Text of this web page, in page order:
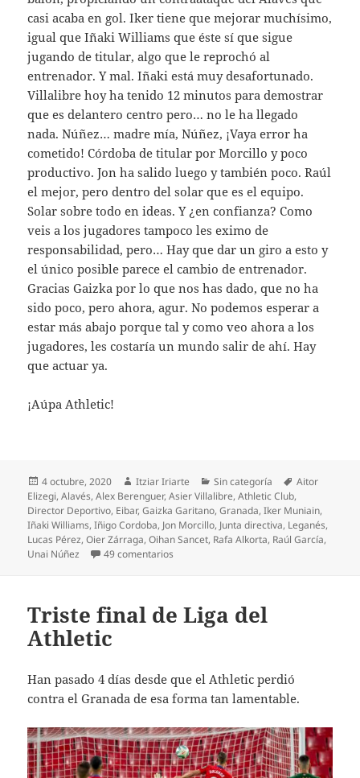
casi acaba en gol. Iker tiene que mejorar muchísimo,
igual que Iñaki Williams que éste sí que sigue
jugando de titular, algo que le reprochó al
entrenador. Y mal. Iñaki está muy desafortunado.
Villalibre hoy ha tenido 12 minutos para demostrar
que es delantero centro pero… no le ha llegado
nada. Núñez… madre mía, Núñez, ¡Vaya error ha
cometido! Córdoba de titular por Morcillo y poco
productivo. Jon ha salido luego y también poco. Raúl
el mejor, pero dentro del solar que es el equipo.
Solar sobre todo en ideas. Y ¿en confianza? Como
veis a los jugadores tampoco les eximo de
responsabilidad, pero… Hay que dar un giro a esto y
el único posible parece el cambio de entrenador.
Gracias Gaizka por lo que nos has dado, que no ha
sido poco, pero ahora, agur. No podemos esperar a
estar más abajo porque tal y como veo ahora a los
jugadores, les costaría un mundo salir de ahí. Hay
que actuar ya.
¡Aúpa Athletic!
Publicado
el
4 octubre, 2020 Autor
Itziar Iriarte Categorías
Sin categoría Etiquetas
Aitor
Elizegi,Alavés,Alex Berenguer,Asier Villalibre,Athletic Club,
Director Deportivo, Eibar,Gaizka Garitano,Granada,Iker Muniain,
Iñaki Williams,Iñigo Cordoba, Jon Morcillo, Junta directiva, Leganés,
Lucas Pérez,Oier Zárraga,Oihan Sancet, Rafa Alkorta, Raúl García,
Unai Núñez
49 comentarios
Triste final de Liga del
Athletic
Han pasado 4 días desde que el Athletic perdió
contra el Granada de esa forma tan lamentable.